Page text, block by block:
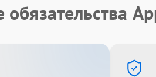
обязательства